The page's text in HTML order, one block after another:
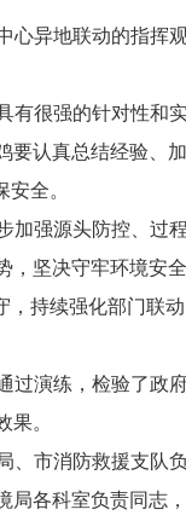
心异地联动的指挥
有很强的针对性和
要认真总结经验、
安全。
加强源头防控、过
，坚决守牢环境安
，持续强化部门联
过演练，检验了政
。
、市消防救援支队
局各科室负责同志